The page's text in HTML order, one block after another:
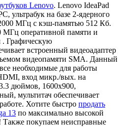
Lenovo. Lenovo IdeaPad
ультрабук на базе 2-ядерного
МГц с кэш-памятью 512 Кб.
оперативной памяти и
Графическую
встроенный видеоадаптер
видеопамяти SMA. Данный
необходимые для работы
вход микр./вых. на
дюймов, 1600x900,
мультитач обеспечивает
Хотите быстро продать
13 по максимально высокой
покупаем неисправные